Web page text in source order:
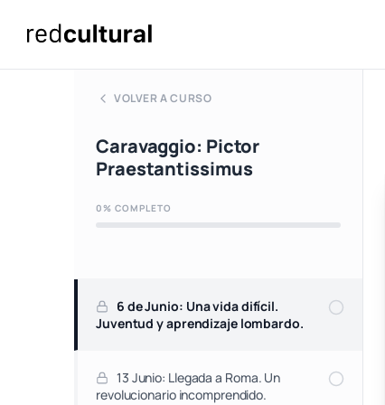
VOLVER A CURSO
Caravaggio: Pictor
Praestantissimus
0% COMPLETO
6 de Junio: Una vida difícil.
Juventud y aprendizaje lombardo.
13 Junio: Llegada a Roma. Un
revolucionario incomprendido.